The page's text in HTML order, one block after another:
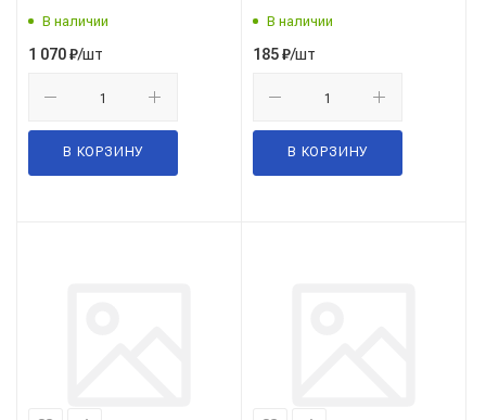
В наличии
1 070₽/шт
В КОРЗИНУ
В наличии
185₽/шт
В КОРЗИНУ